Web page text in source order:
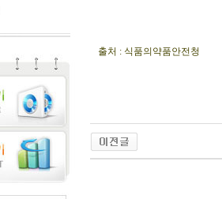
출처 : 식품의약품안전청